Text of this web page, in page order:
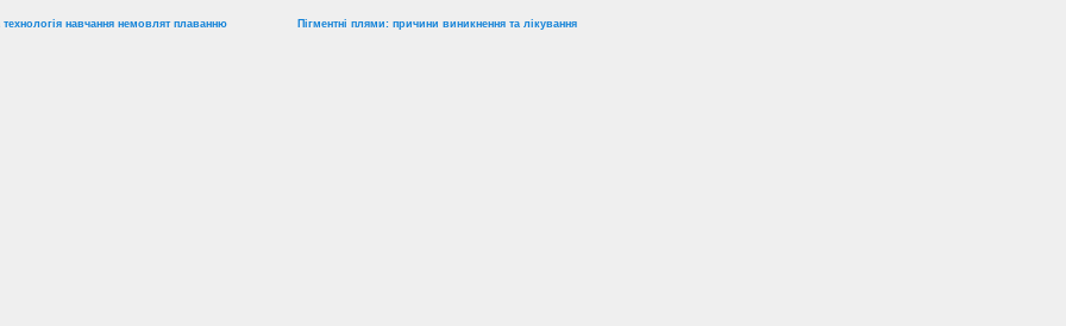
технологія навчання немовлят плаванню Пігментні плями: причини виникнення та лікування